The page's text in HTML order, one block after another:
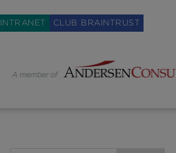
INTRANET CLUB BRAINTRUST